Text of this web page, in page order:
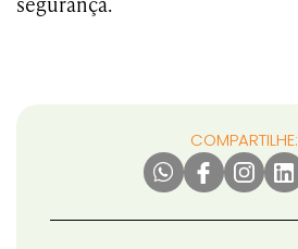
COMPARTILHE: